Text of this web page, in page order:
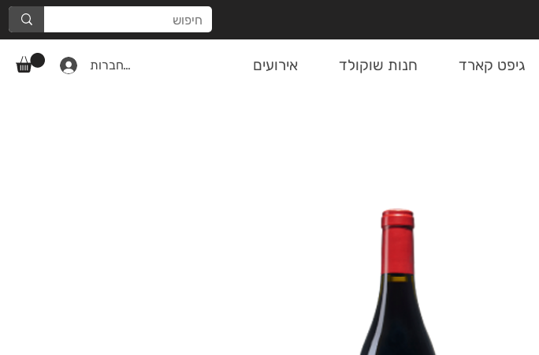
להתחברות גיפט קארד חנות שוקולד אירועים